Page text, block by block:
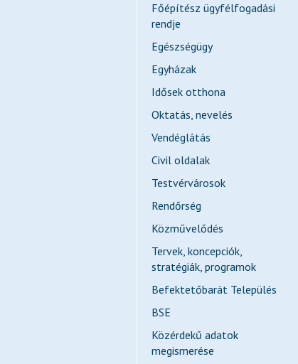
Főépítész ügyfélfogadási
rendje
Egészségügy
Egyházak
Idősek otthona
Oktatás, nevelés
Vendéglátás
Civil oldalak
Testvérvárosok
Rendőrség
Közművelődés
Tervek, koncepciók,
stratégiák, programok
Befektetőbarát Település
BSE
Közérdekű adatok
megismerése